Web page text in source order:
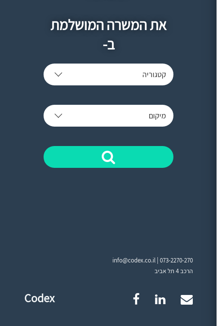
את המשרה המושלמת
ב-
קטגוריה
מיקום
info@codex.co.il |073-2270-270
הרכב 4 תל אביב
Codex